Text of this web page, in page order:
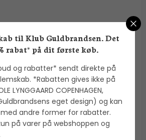
ColorUp Lava Stone
- C00240
til Klub Guldbrandsen. Det
rabat* på dit første køb.
og rabatter* sendt direkte på
*Rabatten gives ikke på
LYNGGAARD COPENHAGEN,
eget design) og kan
andre former for rabatter.
på varer på webshoppen og